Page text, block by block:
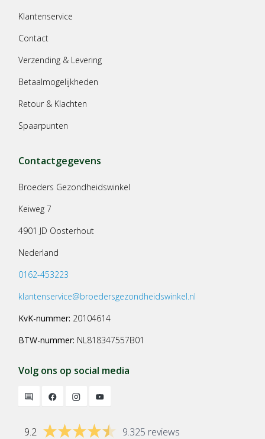
Klantenservice
Contact
Verzending & Levering
Betaalmogelijkheden
Retour & Klachten
Spaarpunten
Contactgegevens
Broeders Gezondheidswinkel
Keiweg 7
4901 JD Oosterhout
Nederland
0162-453223
klantenservice@broedersgezondheidswinkel.nl
KvK-nummer: 20104614
BTW-nummer: NL818347557B01
Volg ons op social media
9.2 9.325 reviews